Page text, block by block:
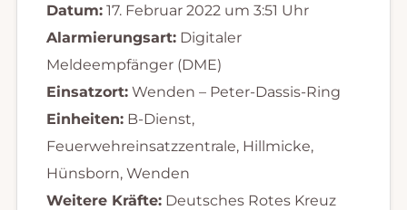
Datum:17. Februar 2022 um 3:51 Uhr
Alarmierungsart:Digitaler
Meldeempfänger (DME)
Einsatzort:Wenden – Peter-Dassis-Ring
Einheiten:B-Dienst,
Feuerwehreinsatzzentrale, Hillmicke,
Hünsborn, Wenden
Weitere Kräfte:Deutsches Rotes Kreuz